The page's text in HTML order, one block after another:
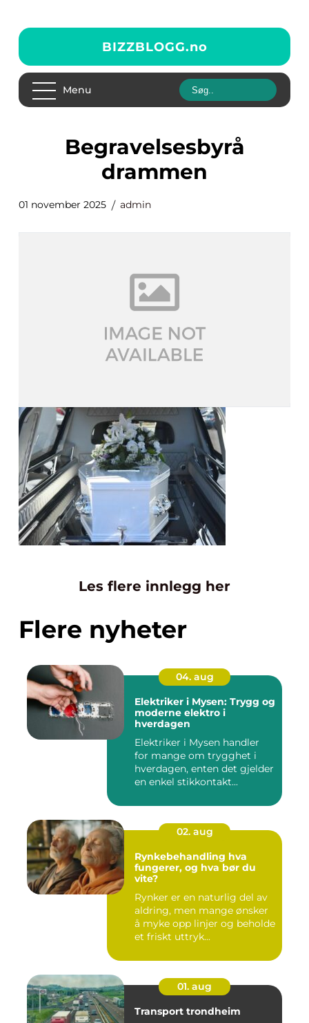
BIZZBLOGG.no
Menu
begravelsesbyrå
drammen
01 november 2025 admin
Les flere innlegg her
Flere nyheter
04. aug
Elektriker i Mysen: Trygg og
moderne elektro i
hverdagen
Elektriker i Mysen handler
for mange om trygghet i
hverdagen, enten det gjelder
en enkel stikkontakt...
02. aug
Rynkebehandling hva
fungerer, og hva bør du
vite?
Rynker er en naturlig del av
aldring, men mange ønsker
å myke opp linjer og beholde
et friskt uttryk...
01. aug
Transport trondheim